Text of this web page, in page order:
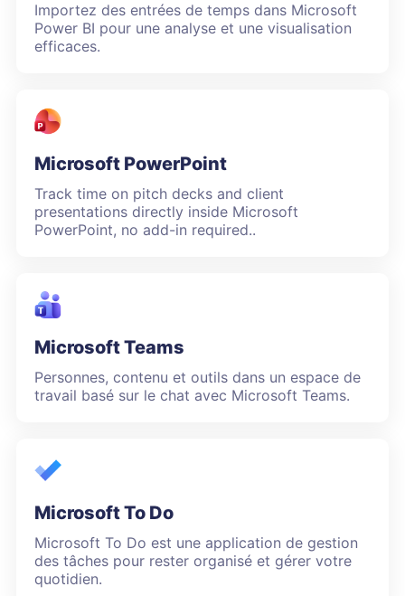
Importez des entrées de temps dans Microsoft
Power BI pour une analyse et une visualisation
efficaces.
Microsoft PowerPoint
Track time on pitch decks and client
presentations directly inside Microsoft
PowerPoint, no add-in required..
Microsoft Teams
Personnes, contenu et outils dans un espace de
travail basé sur le chat avec Microsoft Teams.
Microsoft To Do
Microsoft To Do est une application de gestion
des tâches pour rester organisé et gérer votre
quotidien.